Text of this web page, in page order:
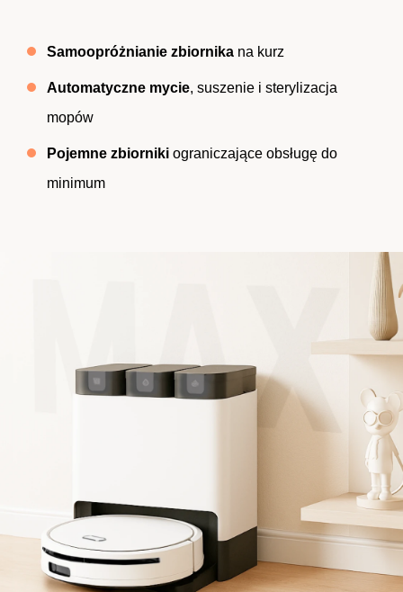
Samoopróżnianie zbiornika na kurz
Automatyczne mycie, suszenie i sterylizacja
mopów
Pojemne zbiorniki ograniczające obsługę do
minimum